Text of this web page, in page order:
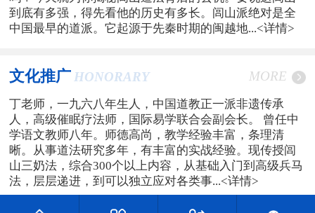
到底有多强，得先看他的历史有多长。闾山派绝对是全
中国最早的道派。它起源于先秦时期的闽越地...<详情>
文化推广 HONORARY MORE
丁老师，一九六八年生人，中国道教正一派非遗传承
人，高级催眠疗法师，国际易学联合会副会长。 曾任中
学语文教师八年。师德高尚，教学经验丰富，条理清
晰。从事道法研究多年，有丰富的实战经验。现传授闾
山三奶法，综合300个以上内容，从基础入门到高级兵马
法，层层递进，到可以独立应对各类事...<详情>